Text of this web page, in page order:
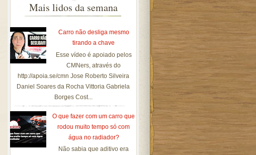
Mais lidos da semana
Carro não desliga mesmo
tirando a chave
Esse vídeo é apoiado pelos
CMNers, através do
http://apoia.se/cmn Jose Roberto Silveira
Daniel Soares da Rocha Vittoria Gabriela
Borges Cost...
O que fazer com um carro que
rodou muito tempo só com
água no radiador?
Não sabia que aditivo era